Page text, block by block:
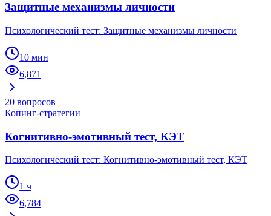
Защитные механизмы личности
Психологический тест: Защитные механизмы личности
10 мин
6,871
20 вопросов
Копинг-стратегии
Когнитивно-эмотивный тест, КЭТ
Психологический тест: Когнитивно-эмотивный тест, КЭТ
1 ч
6,784